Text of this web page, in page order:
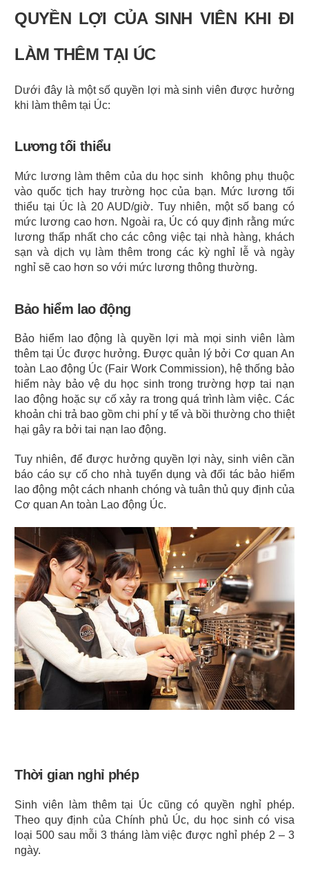
QUYỀN LỢI CỦA SINH VIÊN KHI ĐI
LÀM THÊM TẠI ÚC
Dưới đây là một số quyền lợi mà sinh viên được hưởng
khi làm thêm tại Úc:
Lương tối thiểu
Mức lương làm thêm của du học sinh  không phụ thuộc
vào quốc tịch hay trường học của bạn. Mức lương tối
thiểu tại Úc là 20 AUD/giờ. Tuy nhiên, một số bang có
mức lương cao hơn. Ngoài ra, Úc có quy định rằng mức
lương thấp nhất cho các công việc tại nhà hàng, khách
sạn và dịch vụ làm thêm trong các kỳ nghỉ lễ và ngày
nghỉ sẽ cao hơn so với mức lương thông thường.
Bảo hiểm lao động
Bảo hiểm lao động là quyền lợi mà mọi sinh viên làm
thêm tại Úc được hưởng. Được quản lý bởi Cơ quan An
toàn Lao động Úc (Fair Work Commission), hệ thống bảo
hiểm này bảo vệ du học sinh trong trường hợp tai nạn
lao động hoặc sự cố xảy ra trong quá trình làm việc. Các
khoản chi trả bao gồm chi phí y tế và bồi thường cho thiệt
hại gây ra bởi tai nạn lao động.
Tuy nhiên, để được hưởng quyền lợi này, sinh viên cần
báo cáo sự cố cho nhà tuyển dụng và đối tác bảo hiểm
lao động một cách nhanh chóng và tuân thủ quy định của
Cơ quan An toàn Lao động Úc.
Thời gian nghỉ phép
Sinh viên làm thêm tại Úc cũng có quyền nghỉ phép.
Theo quy định của Chính phủ Úc, du học sinh có visa
loại 500 sau mỗi 3 tháng làm việc được nghỉ phép 2 – 3
ngày.